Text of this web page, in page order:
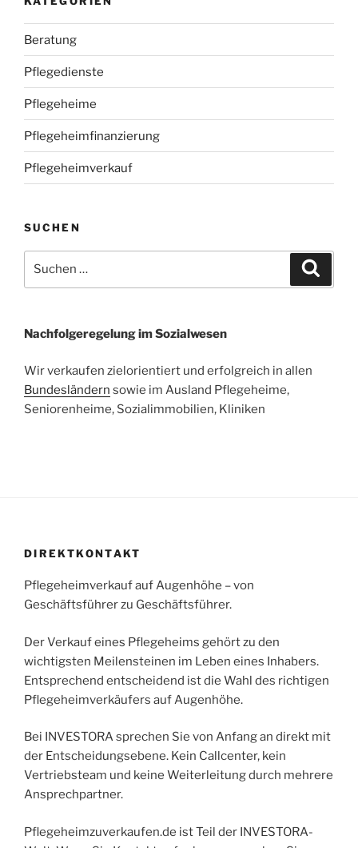
Beratung
Pflegedienste
Pflegeheime
Pflegeheimfinanzierung
Pflegeheimverkauf
SUCHEN
nach:
Nachfolgeregelung im Sozialwesen
Wir verkaufen zielorientiert und erfolgreich in allen
Bundesländern sowie im Ausland Pflegeheime,
Seniorenheime, Sozialimmobilien, Kliniken
DIREKTKONTAKT
Pflegeheimverkauf auf Augenhöhe – von
Geschäftsführer zu Geschäftsführer.
Der Verkauf eines Pflegeheims gehört zu den
wichtigsten Meilensteinen im Leben eines Inhabers.
Entsprechend entscheidend ist die Wahl des richtigen
Pflegeheimverkäufers auf Augenhöhe.
Bei INVESTORA sprechen Sie von Anfang an direkt mit
der Entscheidungsebene. Kein Callcenter, kein
Vertriebsteam und keine Weiterleitung durch mehrere
Ansprechpartner.
Pflegeheimzuverkaufen.de ist Teil der INVESTORA-